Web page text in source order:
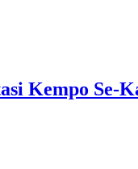
Kempo Se-